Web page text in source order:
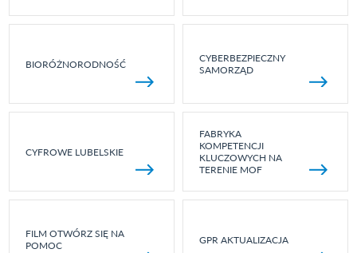
BIORÓŻNORODNOŚĆ
CYBERBEZPIECZNY
SAMORZĄD
CYFROWE LUBELSKIE
FABRYKA
KOMPETENCJI
KLUCZOWYCH NA
TERENIE MOF
FILM OTWÓRZ SIĘ NA
POMOC
GPR AKTUALIZACJA